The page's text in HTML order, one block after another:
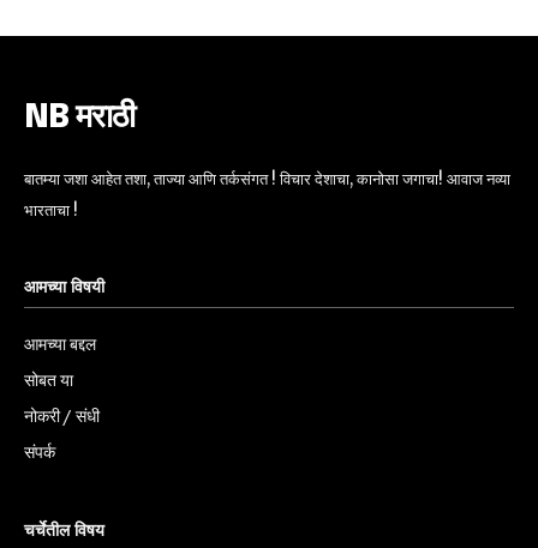
NB मराठी
बातम्या जशा आहेत तशा, ताज्या आणि तर्कसंगत ! विचार देशाचा, कानोसा जगाचा! आवाज नव्या
भारताचा !
आमच्या विषयी
आमच्या बद्दल
सोबत या
नोकरी / संधी
संपर्क
चर्चेतील विषय